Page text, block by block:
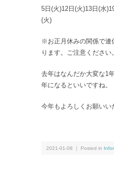
5日(火)12日(火)13日(水
(火)
※お正月休みの関係で連
ります。ご注意ください。
去年はなんだか大変な1
年になるといいですね。
今年もよろしくお願いい
2021-01-08 ｜ Posted in